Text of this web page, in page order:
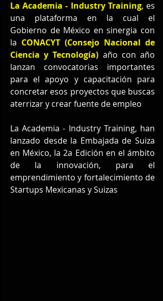
La Academia - Industry Training, es
una plataforma en la cual el
Gobierno de México en sinergia con
la CONACYT (Consejo Nacional de
Ciencia y Tecnología) año con año
lanzan convocatorias importantes
para el apoyo y capacitación para
concretar esos proyectos que buscas
aterrizar y crear fuente de empleo
La Academia - Industry Training, han
lanzado desde la Embajada de Suiza
en México, la 2a Edición en el ámbito
de la innovación, para el
emprendimiento y fortalecimiento de
Startups Mexicanas y Suizas